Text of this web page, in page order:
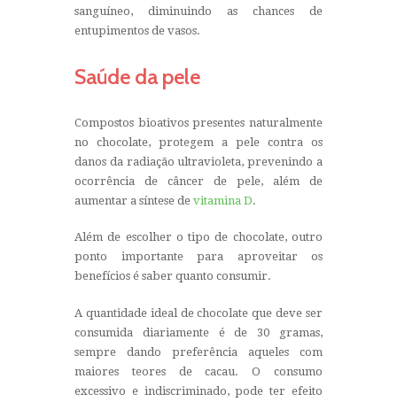
sanguíneo, diminuindo as chances de
entupimentos de vasos.
Saúde da pele
Compostos bioativos presentes naturalmente
no chocolate, protegem a pele contra os
danos da radiação ultravioleta, prevenindo a
ocorrência de câncer de pele, além de
aumentar a síntese de vitamina D.
Além de escolher o tipo de chocolate, outro
ponto importante para aproveitar os
benefícios é saber quanto consumir.
A quantidade ideal de chocolate que deve ser
consumida diariamente é de 30 gramas,
sempre dando preferência aqueles com
maiores teores de cacau. O consumo
excessivo e indiscriminado, pode ter efeito